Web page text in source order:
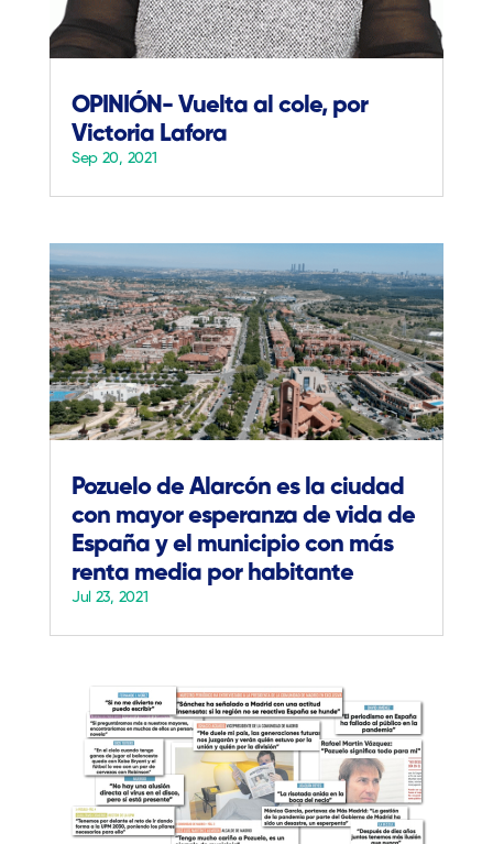
OPINIÓN- Vuelta al cole, por
Victoria Lafora
Sep 20, 2021
Pozuelo de Alarcón es la ciudad
con mayor esperanza de vida de
España y el municipio con más
renta media por habitante
Jul 23, 2021